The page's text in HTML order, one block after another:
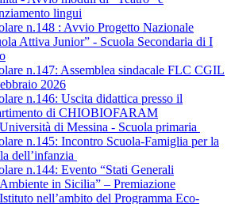
lingui
n.148 : Avvio Progetto Nazionale
Attiva Junior” - Scuola Secondaria di I
n.147: Assemblea sindacale FLC CGIL
2026
n.146: Uscita didattica presso il
di CHIOBIOFARAM
di Messina - Scuola primaria
n.145: Incontro Scuola-Famiglia per la
dell’infanzia
n.144: Evento “Stati Generali
in Sicilia” – Premiazione
nell’ambito del Programma Eco-